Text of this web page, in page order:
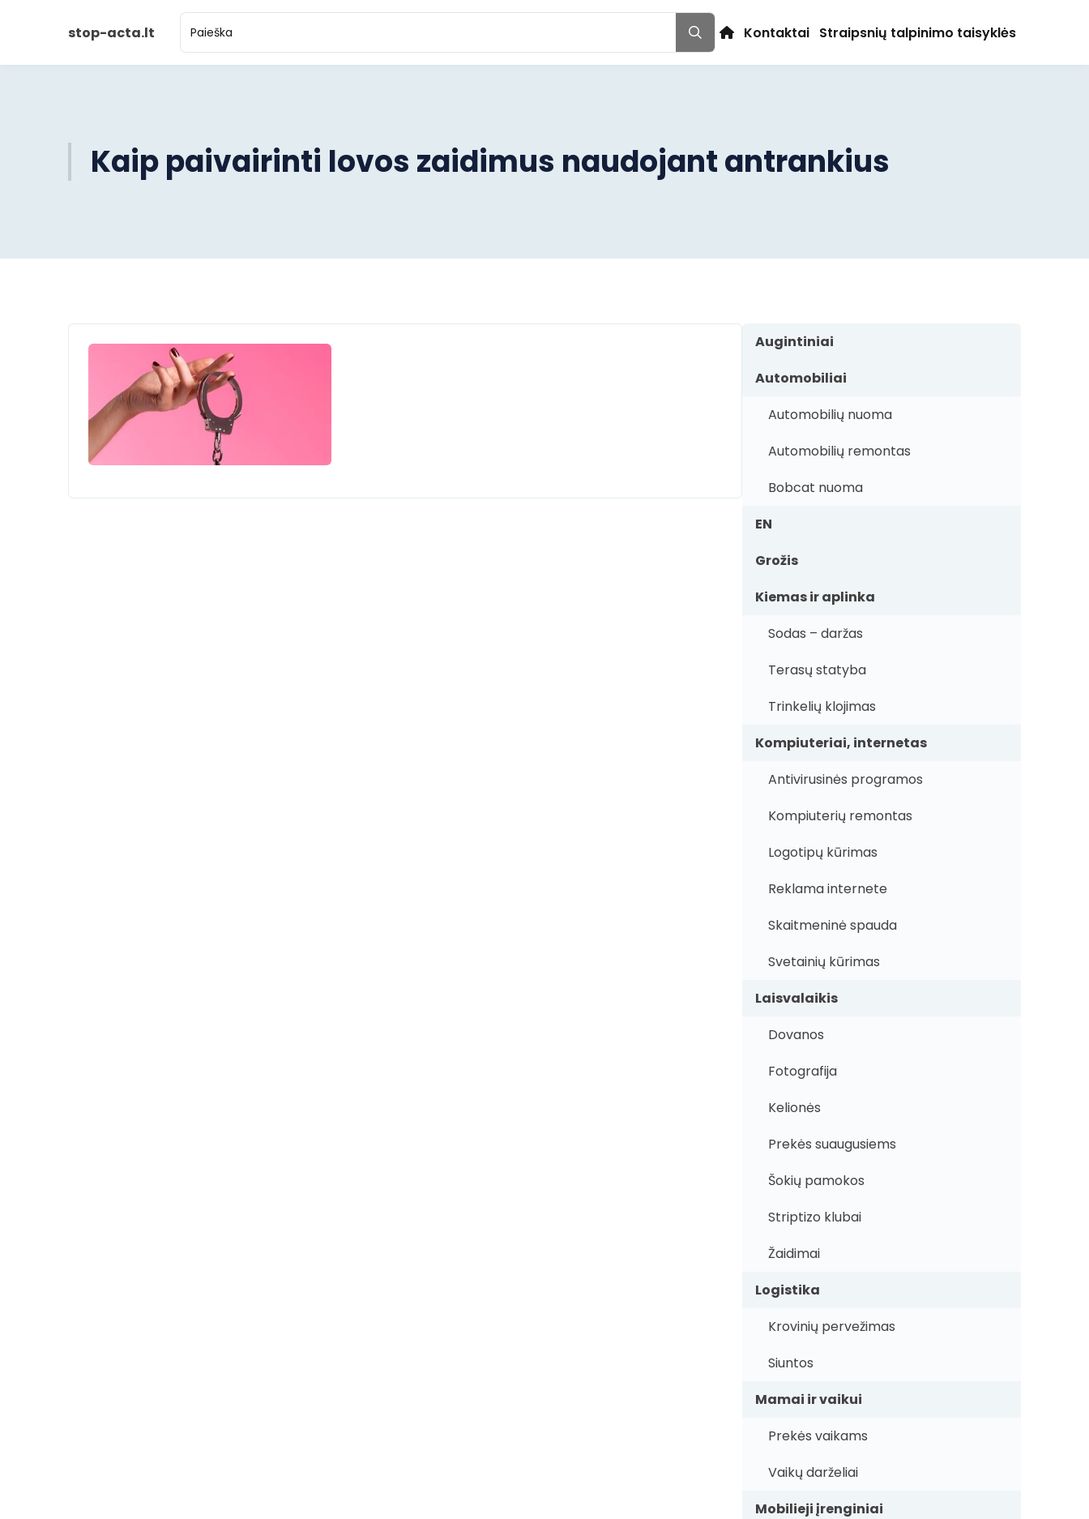
stop-acta.lt Kontaktai Straipsnių talpinimo taisyklės
Kaip paivairinti lovos zaidimus naudojant antrankius
Augintiniai
Automobiliai
Automobilių nuoma
Automobilių remontas
Bobcat nuoma
EN
Grožis
Kiemas ir aplinka
Sodas – daržas
Terasų statyba
Trinkelių klojimas
Kompiuteriai, internetas
Antivirusinės programos
Kompiuterių remontas
Logotipų kūrimas
Reklama internete
Skaitmeninė spauda
Svetainių kūrimas
Laisvalaikis
Dovanos
Fotografija
Kelionės
Prekės suaugusiems
Šokių pamokos
Striptizo klubai
Žaidimai
Logistika
Krovinių pervežimas
Siuntos
Mamai ir vaikui
Prekės vaikams
Vaikų darželiai
Mobilieji įrenginiai